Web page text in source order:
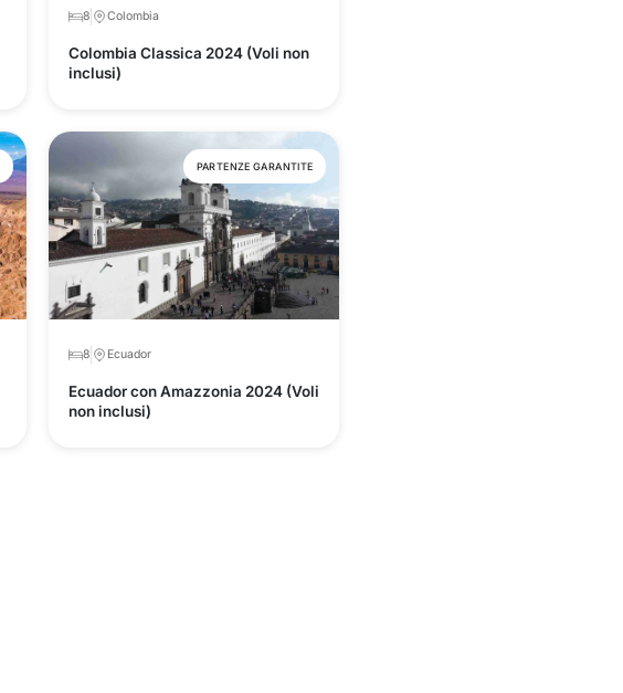
8 Colombia
Colombia Classica 2024 (Voli non
inclusi)
PARTENZE GARANTITE
8 Ecuador
Ecuador con Amazzonia 2024 (Voli
non inclusi)